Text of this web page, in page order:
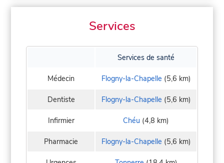
Services
Services de santé
Médecin Flogny-la-Chapelle (5,6 km)
Dentiste Flogny-la-Chapelle (5,6 km)
Infirmier Chéu (4,8 km)
Pharmacie Flogny-la-Chapelle (5,6 km)